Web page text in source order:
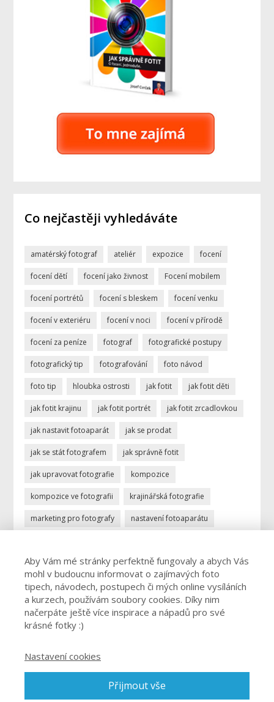
Co nejčastěji vyhledáváte
amatérský fotograf ateliér expozice focení
focení dětí focení jako živnost Focení mobilem
focení portrétů focení s bleskem focení venku
focení v exteriéru focení v noci focení v přírodě
focení za peníze fotograf fotografické postupy
fotografický tip fotografování foto návod
foto tip hloubka ostrosti jak fotit jak fotit děti
jak fotit krajinu jak fotit portrét jak fotit zrcadlovkou
jak nastavit fotoaparát jak se prodat
jak se stát fotografem jak správně fotit
jak upravovat fotografie kompozice
kompozice ve fotografii krajinářská fotografie
marketing pro fotografy nastavení fotoaparátu
profese fotograf profesionální fotograf
vydělávání focením úprava fotek úprava fotografií
živnost fotograf
© 2026 Josef Cvrček - Jak fotit špičkové fotky a jak nastavit
fotoaparát. O focení. Jednoduše. - cvrcek@josefcvrcek.cz
Aby Vám mé stránky perfektně fungovaly a abych Vás
mohl v budoucnu informovat o zajímavých foto
tipech, návodech, postupech či mých online vysíláních
a kurzech, používám soubory cookies. Díky nim
načerpáte ještě více inspirace a nápadů pro své
krásné fotky :)
Nastavení cookies
Přijmout vše